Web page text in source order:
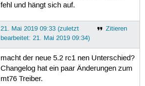
fehl und hängt sich auf.
Zitieren
21. Mai 2019 09:33 (zuletzt
bearbeitet: 21. Mai 2019 09:34)
macht der neue 5.2 rc1 nen Unterschied?
Changelog hat ein paar Änderungen zum
mt76 Treiber.